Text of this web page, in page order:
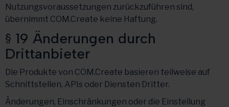
Nutzungsvoraussetzungen zurückzuführen sind,
übernimmt COM.Create keine Haftung.
§ 19 Änderungen durch
Drittanbieter
Die Produkte von COM.Create basieren teilweise auf
Schnittstellen, APIs oder Diensten Dritter.
Änderungen, Einschränkungen oder die Einstellung